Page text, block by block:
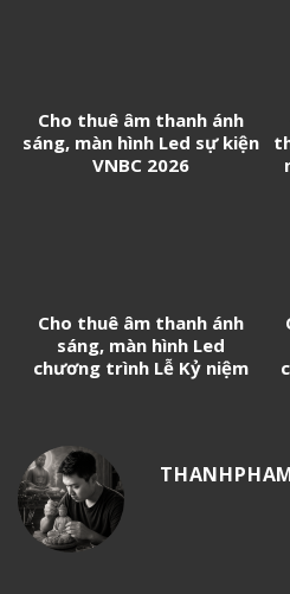
Cho thuê âm thanh ánh
sáng, màn hình Led sự kiện
VNBC 2026
Cho thuê âm thanh ánh
sáng, màn hình Led
chương trình Lễ Kỷ niệm